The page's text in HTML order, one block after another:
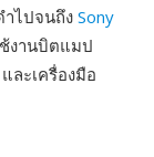
ไปจนถึง Sony
งานบิตแมป
ละเครื่องมือ